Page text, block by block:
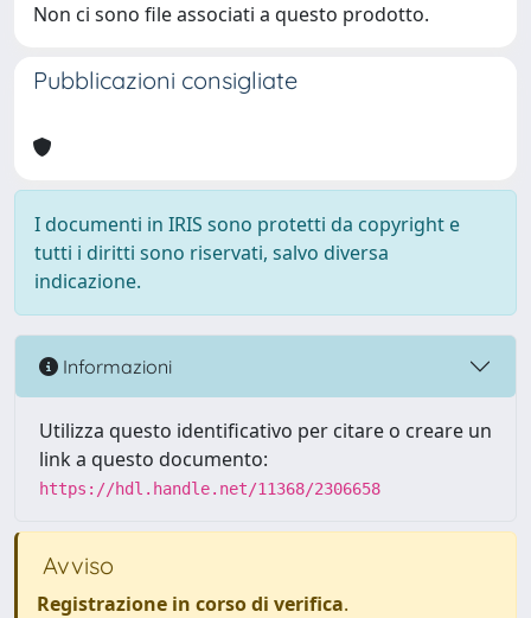
Non ci sono file associati a questo prodotto.
Pubblicazioni consigliate
I documenti in IRIS sono protetti da copyright e
tutti i diritti sono riservati, salvo diversa
indicazione.
Informazioni
Utilizza questo identificativo per citare o creare un
link a questo documento:
https://hdl.handle.net/11368/2306658
Avviso
Registrazione in corso di verifica.